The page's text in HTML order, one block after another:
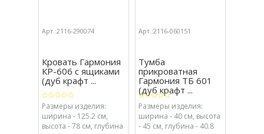
Арт.:2116-290074
Кровать Гармония
КР-606 с ящиками
(дуб крафт ...
Размеры изделия:
ширина - 125.2 см,
высота - 78 см, глубина
Арт.:2116-060151
Тумба
прикроватная
Гармония ТБ 601
(дуб крафт ...
Размеры изделия:
ширина - 40 см, высота
- 45 см, глубина - 40.8